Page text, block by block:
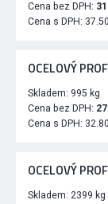
Cena bez DPH:
Cena s DPH:
OCELOVÝ
Skladem: 995 kg
Cena bez DPH:
Cena s DPH:
OCELOVÝ
Skladem: 2399 kg